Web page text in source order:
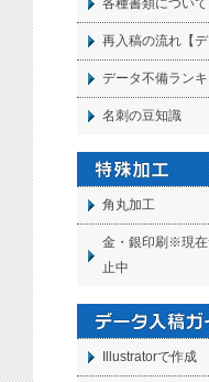
各種書類について
再入稿の流れ【デ
データ不備ラン
名刺の豆知識
角丸加工
金・銀印刷※現在
止中
Illustratorで作成